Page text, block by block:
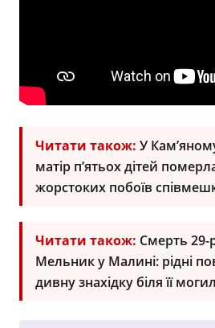
Читати також: У
матір п’ятьох дітей
жорстоких побоїв
Читати також: Смерть 29-
Мельник у Малині: рідні
дивну знахідку біля її